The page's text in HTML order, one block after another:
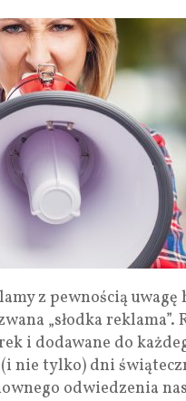
z pewnością
„słodka reklama”.
i dodawane do
nie tylko) dni
odwiedzenia